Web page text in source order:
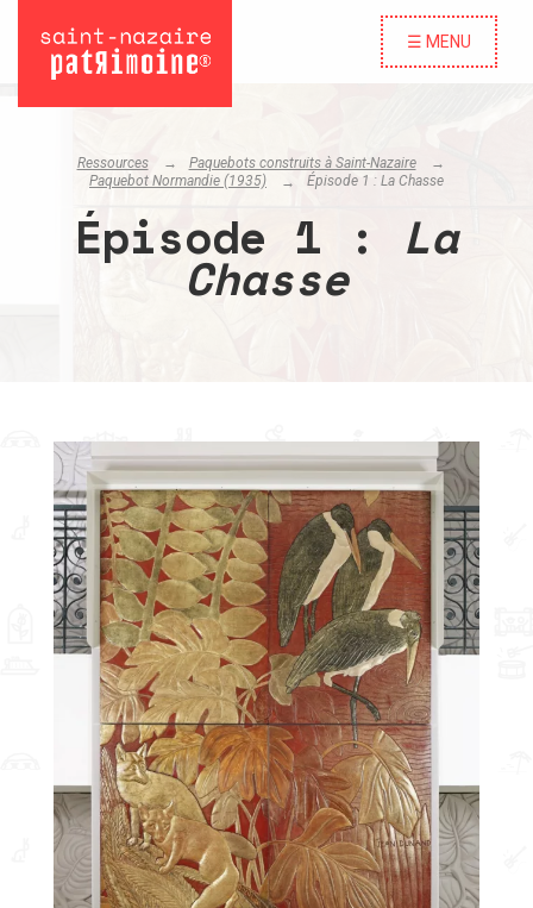
☰ MENU
Ressources
Paquebots construits à Saint-Nazaire
Paquebot Normandie (1935)
Épisode 1 : La Chasse
Épisode 1 : La
Chasse